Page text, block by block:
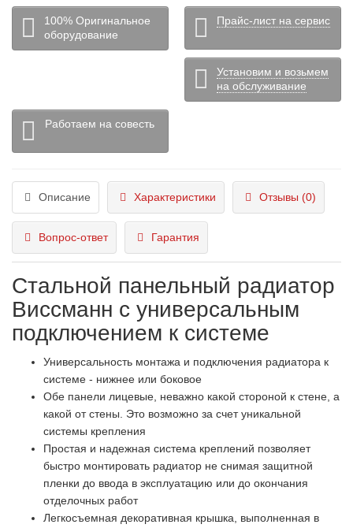
100% Оригинальное
оборудование
Прайс-лист на сервис
Установим и возьмем
на обслуживание
Работаем на совесть
Описание Характеристики Отзывы (0)
Вопрос-ответ Гарантия
Стальной панельный радиатор
Виссманн с универсальным
подключением к системе
Универсальность монтажа и подключения радиатора к
системе - нижнее или боковое
Обе панели лицевые, неважно какой стороной к стене, а
какой от стены. Это возможно за счет уникальной
системы крепления
Простая и надежная система креплений позволяет
быстро монтировать радиатор не снимая защитной
пленки до ввода в эксплуатацию или до окончания
отделочных работ
Легкосъемная декоративная крышка, выполненная в